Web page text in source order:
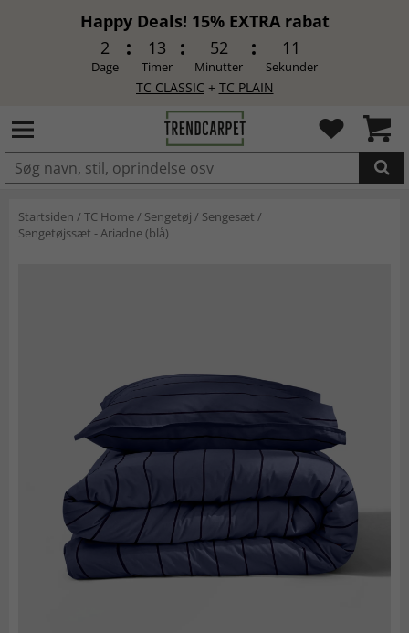
Happy Deals! 15% EXTRA rabat
2
Dage
13
Timer
52
Minutter
11
Sekunder
TC CLASSIC + TC PLAIN
LAGT I INDKØBSKURVEN.
Startsiden /TC Home/ Sengetøj / Sengesæt /
Sengetøjssæt - Ariadne (blå)